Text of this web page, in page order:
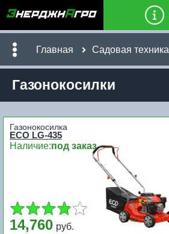
Главная Садовая техника
Газонокосилки
Газонокосилка
ECO LG-435
Наличие:под заказ
14,760 руб.